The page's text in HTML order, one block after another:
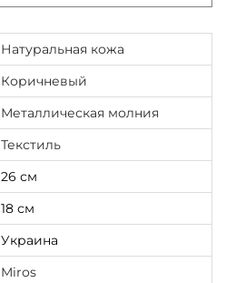
Натуральная кожа
Коричневый
Металлическая молния
Текстиль
26 см
18 см
Украина
Miros